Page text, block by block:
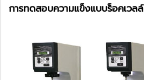
การทดสอบความแข็งแบบร็อคเวลล์